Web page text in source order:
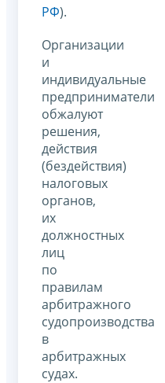
РФ).
Организации
и
индивидуальные
предприниматели
обжалуют
решения,
действия
(бездействия)
налоговых
органов,
их
должностных
лиц
по
правилам
арбитражного
судопроизводства
в
арбитражных
судах.